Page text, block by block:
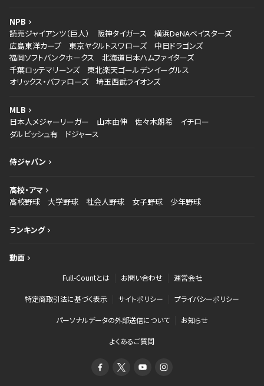
NPB
読売ジャイアンツ（巨人）
阪神タイガース
横浜DeNAベイスターズ
広島東洋カープ
東京ヤクルトスワローズ
中日ドラゴンズ
福岡ソフトバンクホークス
北海道日本ハムファイターズ
千葉ロッテマリーンズ
東北楽天ゴールデンイーグルス
オリックス・バファローズ
埼玉西武ライオンズ
MLB
日本人メジャーリーガー
山本由伸 佐々木朗希
イチロー
ダルビッシュ有
ドジャース
侍ジャパン
高校・アマ
高校野球
大学野球 社会人野球 女子野球 少年野球
ランキング
動画
Full-Countとは お問い合わせ 運営会社
特定商取引法に基づく表示 サイトポリシー プライバシーポリシー
パーソナルデータの外部送信について お知らせ
よくあるご質問